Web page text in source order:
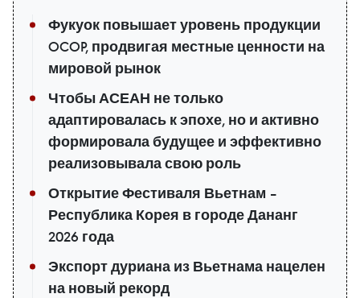
Фукуок повышает уровень продукции
OCOP, продвигая местные ценности на
мировой рынок
Чтобы АСЕАН не только
адаптировалась к эпохе, но и активно
формировала будущее и эффективно
реализовывала свою роль
Открытие Фестиваля Вьетнам –
Республика Корея в городе Дананг
2026 года
Экспорт дуриана из Вьетнама нацелен
на новый рекорд